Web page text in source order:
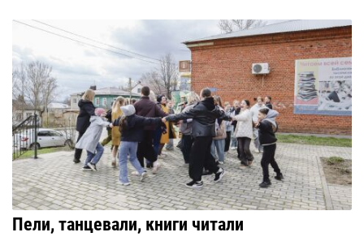
Пели, танцевали, книги читали